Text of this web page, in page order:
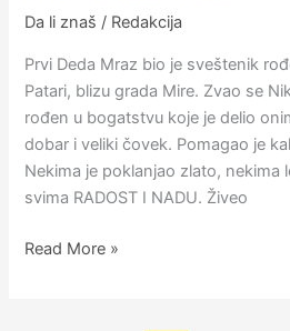
Da li znaš / Redakcija
Prvi Deda Mraz bio je sveštenik
Patari,​ blizu grada Mire. Zvao se
rođen​ u bogatstvu koje je delio
dobar i veliki čovek. Pomagao je
Nekima je poklanjao zlato, nekima
svima RADOST I NADU. Živeo
Read More »